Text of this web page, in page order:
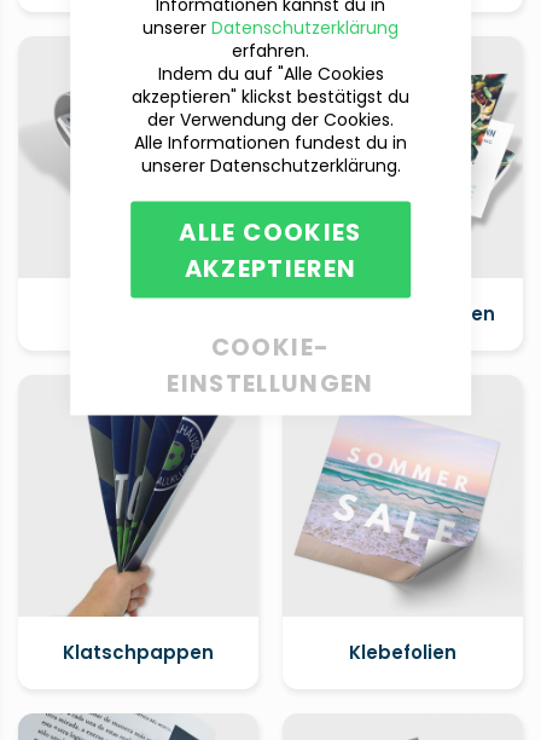
Klappvisitenkarten
Klatschpappen Klebefolien
unserer Datenschutzerklärung
erfahren.
Indem du auf "Alle Cookies
akzeptieren" klickst bestätigst du
der Verwendung der Cookies.
Alle Informationen fundest du in
unserer Datenschutzerklärung.
ALLE COOKIES
AKZEPTIEREN
COOKIE-
EINSTELLUNGEN